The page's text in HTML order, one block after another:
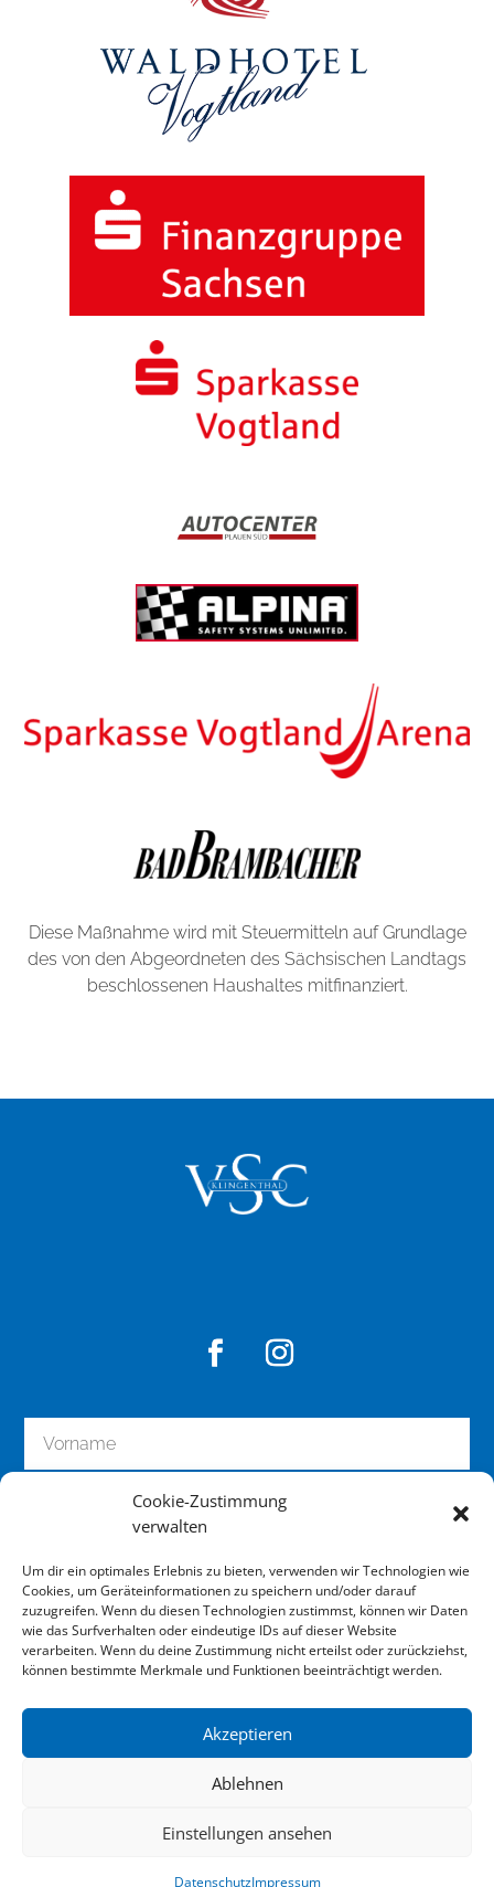
Cookie-Zustimmung
verwalten
Um dir ein optimales Erlebnis zu bieten, verwenden wir Technologien wie
Cookies, um Geräteinformationen zu speichern und/oder darauf
zuzugreifen. Wenn du diesen Technologien zustimmst, können wir Daten
wie das Surfverhalten oder eindeutige IDs auf dieser Website
verarbeiten. Wenn du deine Zustimmung nicht erteilst oder zurückziehst,
können bestimmte Merkmale und Funktionen beeinträchtigt werden.
Akzeptieren
Ablehnen
Einstellungen ansehen
DatenschutzImpressum
Diese Maßnahme wird mit Steuermitteln auf Grundlage
des von den Abgeordneten des Sächsischen Landtags
beschlossenen Haushaltes mitfinanziert.
zum Newsletter anmelden
Impressum